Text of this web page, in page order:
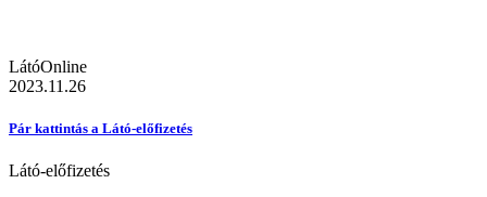
LátóOnline
2023.11.26
Pár kattintás a Látó-előfizetés
Látó-előfizetés